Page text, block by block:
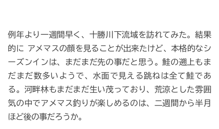
例年より一週間早く、十勝川下流域を訪れてみた。結果
的に アメマスの顔を見ることが出来たけど、本格的なシ
ーズンインは、まだまだ先の事だと思う。鮭の遡上もま
だまだ数多いようで、水面で見える跳ねは全て鮭であ
る。河畔林もまだまだ生い茂っており、荒涼とした雰囲
気の中でアメマス釣りが楽しめるのは、二週間から半月
ほど後の事だろうか。